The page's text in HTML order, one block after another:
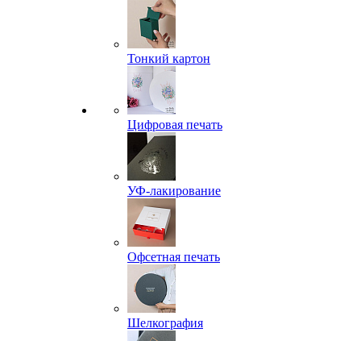
Тонкий картон
Цифровая печать
УФ-лакирование
Офсетная печать
Шелкография